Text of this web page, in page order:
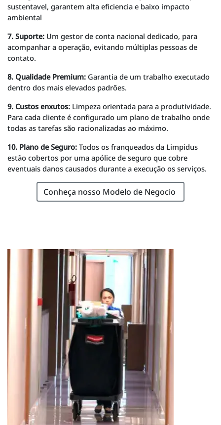
sustentavel, garantem alta eficiencia e baixo impacto
ambiental
7. Suporte: Um gestor de conta nacional dedicado, para
acompanhar a operação, evitando múltiplas pessoas de
contato.
8. Qualidade Premium: Garantia de um trabalho executado
dentro dos mais elevados padrões.
9. Custos enxutos: Limpeza orientada para a produtividade.
Para cada cliente é configurado um plano de trabalho onde
todas as tarefas são racionalizadas ao máximo.
10. Plano de Seguro: Todos os franqueados da Limpidus
estão cobertos por uma apólice de seguro que cobre
eventuais danos causados durante a execução os serviços.
Conheça nosso Modelo de Negocio